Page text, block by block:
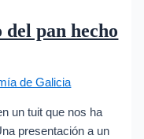
pan hecho
de Galicia
un tuit que nos ha
presentación a un